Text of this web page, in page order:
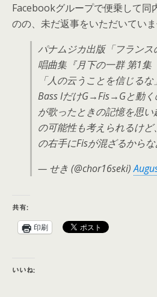
Facebookグループで便乗して同
のの、未だ返事をいただいていま
パナムジカ出版「フラン
唱曲集『月下の一群 第1集
「人の云うことを信じる
Bass IだけG→Fis→Gと動
が歌ったときの記憶を思
の可能性も考えられるけ
の右手にFisが混ざるからな
— せき (@chor16seki)
共有:
印刷
いいね: